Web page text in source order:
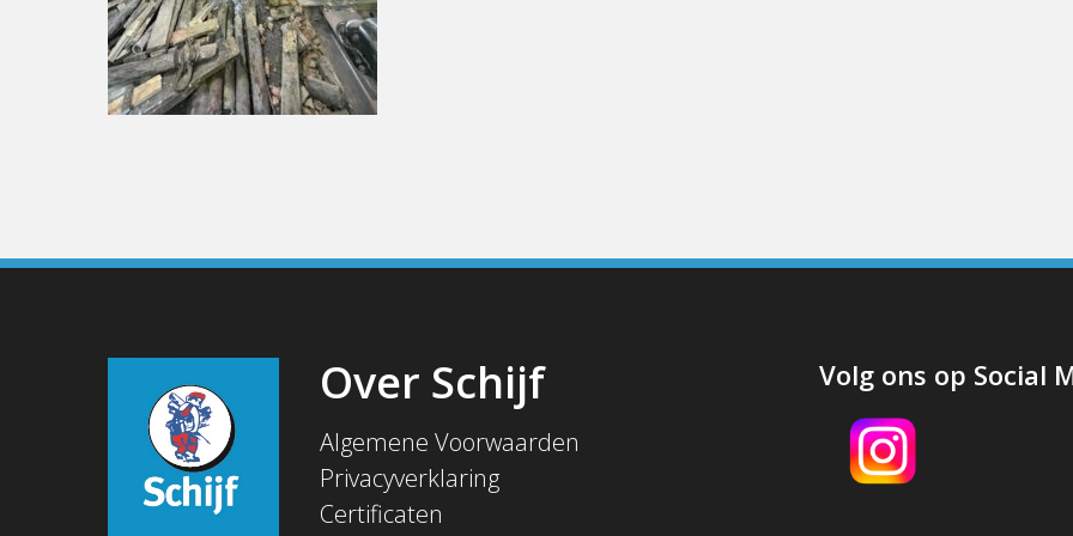
Over Schijf
Algemene Voorwaarden
Privacyverklaring
Certificaten
Volg ons op Social